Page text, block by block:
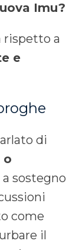
Imu?
rispetto a
e
di
o
a sostegno
come
il